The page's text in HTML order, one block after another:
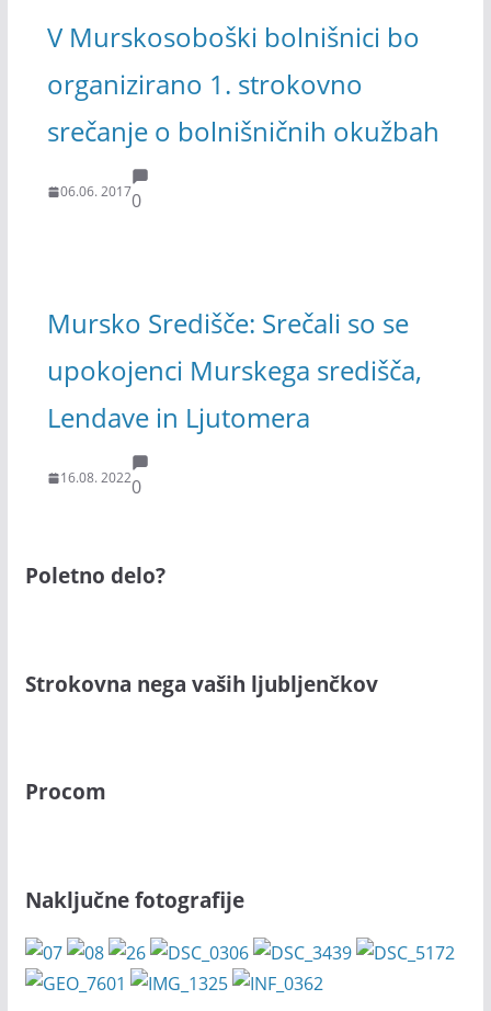
V Murskosoboški bolnišnici bo
organizirano 1. strokovno
srečanje o bolnišničnih okužbah
06.06. 20170
Mursko Središče: Srečali so se
upokojenci Murskega središča,
Lendave in Ljutomera
16.08. 20220
Poletno delo?
Strokovna nega vaših ljubljenčkov
Procom
Naključne fotografije